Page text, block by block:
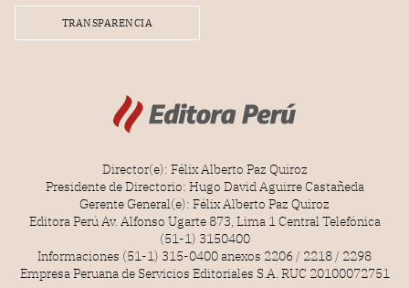
TRANSPARENCIA
Director(e): Félix Alberto Paz Quiroz
Presidente de Directorio: Hugo David Aguirre Castañeda
Gerente General(e): Félix Alberto Paz Quiroz
Editora Perú Av. Alfonso Ugarte 873, Lima 1 Central Telefónica
(51-1) 3150400
Informaciones (51-1) 315-0400 anexos 2206 / 2218 / 2298
Empresa Peruana de Servicios Editoriales S.A. RUC 20100072751